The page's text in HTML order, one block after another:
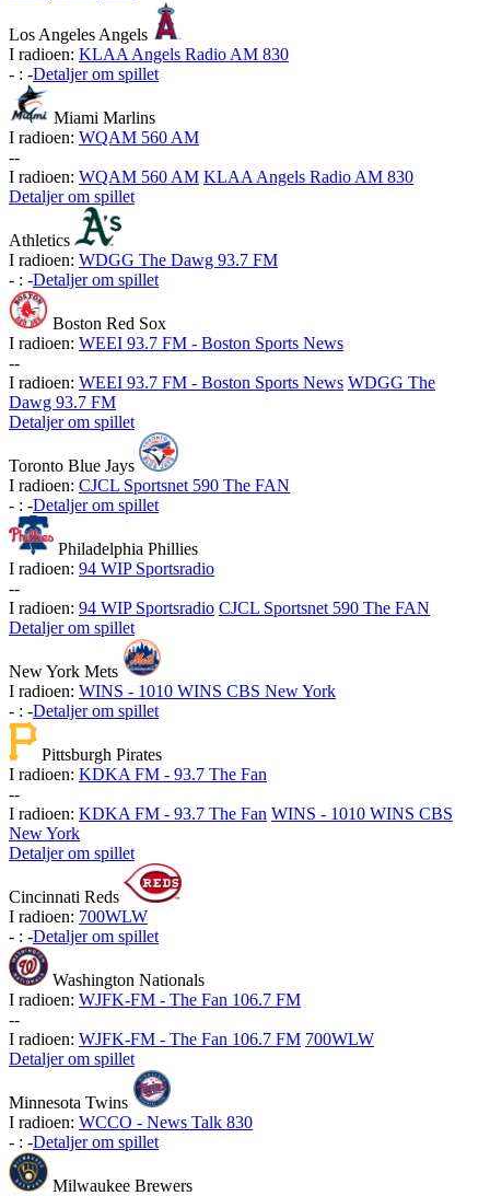
Los Angeles Angels
I radioen: KLAA Angels Radio AM 830
- : -Detaljer om spillet
Miami Marlins
I radioen: WQAM 560 AM
--
I radioen: WQAM 560 AM KLAA Angels Radio AM 830
Detaljer om spillet
Athletics
I radioen: WDGG The Dawg 93.7 FM
- : -Detaljer om spillet
Boston Red Sox
I radioen: WEEI 93.7 FM - Boston Sports News
--
I radioen: WEEI 93.7 FM - Boston Sports News WDGG The
Dawg 93.7 FM
Detaljer om spillet
Toronto Blue Jays
I radioen: CJCL Sportsnet 590 The FAN
- : -Detaljer om spillet
Philadelphia Phillies
I radioen: 94 WIP Sportsradio
--
I radioen: 94 WIP Sportsradio CJCL Sportsnet 590 The FAN
Detaljer om spillet
New York Mets
I radioen: WINS - 1010 WINS CBS New York
- : -Detaljer om spillet
Pittsburgh Pirates
I radioen: KDKA FM - 93.7 The Fan
--
I radioen: KDKA FM - 93.7 The Fan WINS - 1010 WINS CBS
New York
Detaljer om spillet
Cincinnati Reds
I radioen: 700WLW
- : -Detaljer om spillet
Washington Nationals
I radioen: WJFK-FM - The Fan 106.7 FM
--
I radioen: WJFK-FM - The Fan 106.7 FM 700WLW
Detaljer om spillet
Minnesota Twins
I radioen: WCCO - News Talk 830
- : -Detaljer om spillet
Milwaukee Brewers